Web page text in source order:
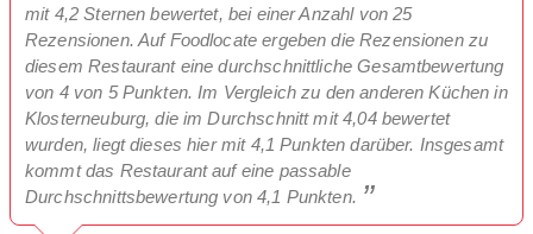
mit 4,2 Sternen bewertet, bei einer Anzahl von 25
Rezensionen. Auf Foodlocate ergeben die Rezensionen zu
diesem Restaurant eine durchschnittliche Gesamtbewertung
von 4 von 5 Punkten. Im Vergleich zu den anderen Küchen in
Klosterneuburg, die im Durchschnitt mit 4,04 bewertet
wurden, liegt dieses hier mit 4,1 Punkten darüber. Insgesamt
kommt das Restaurant auf eine passable
Durchschnittsbewertung von 4,1 Punkten.